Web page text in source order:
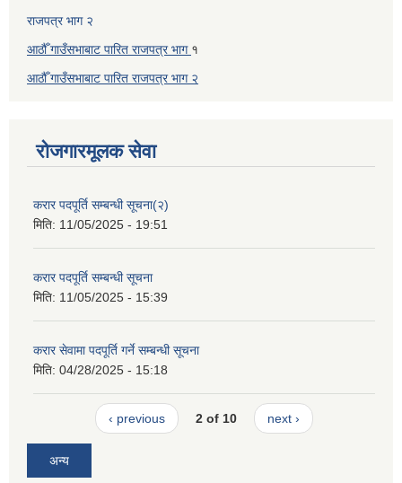
राजपत्र भाग २
आठौँ गाउँसभाबाट पारित राजपत्र भाग १
आठौँ गाउँसभाबाट पारित राजपत्र भाग २
रोजगारमूलक सेवा
करार पदपूर्ति सम्बन्धी सूचना(२)
मिति: 11/05/2025 - 19:51
करार पदपूर्ति सम्बन्धी सूचना
मिति: 11/05/2025 - 15:39
करार सेवामा पदपूर्ति गर्ने सम्बन्धी सूचना
मिति: 04/28/2025 - 15:18
‹ previous 2 of 10 next ›
अन्य